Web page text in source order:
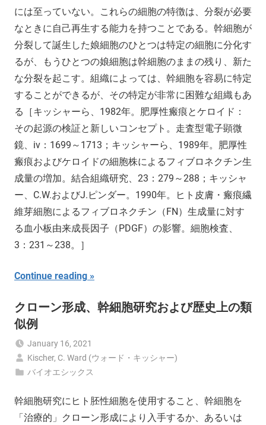
には至っていない。これらの細胞の特徴は、分裂が必要
なときに自己再生する能力を持つことである。幹細胞が
分裂して誕生した娘細胞のひとつは特定の細胞に分化す
るが、もうひとつの娘細胞は幹細胞のままの残り、新た
な分裂を起こす。組織によっては、幹細胞を容易に特定
することができるが、その特定が非常に困難な組織もあ
る［キッシャーら、1982年。肥厚性瘢痕とケロイド：
その起源の検証と新しいコンセプト。走査型電子顕微
鏡、iv：1699～1713；キッシャーら、1989年。肥厚性
瘢痕およびケロイドの細胞株によるフィブロネクチン生
成量の増加。結合組織研究、23：279～288；キッシャ
ー、C.W.およびJ.ピンダー。1990年。ヒト皮膚・瘢痕繊
維芽細胞によるフィブロネクチン（FN）生成量に対す
る血小板由来成長因子（PDGF）の影響。細胞検査、
3：231～238。］
Continue reading
クローン形成、幹細胞研究および歴史上の類
似例
January 16, 2021
Kischer, C. Ward (ウォード・キッシャー)
バイオエシックス
幹細胞研究にヒト胚性細胞を使用すること、幹細胞を
「治療的」クローン形成により入手するか、あるいは